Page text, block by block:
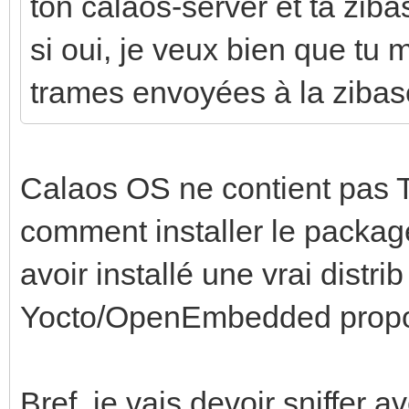
loaded.
Feb 20 14:37:20 nuc
4456
Feb 20 14:37:20 nuc
si oui, je veux bien que tu
trames envoyées à la
Calaos OS ne contient pas
comment installer le
avoir installé une vrai
Yocto/OpenEmbedded